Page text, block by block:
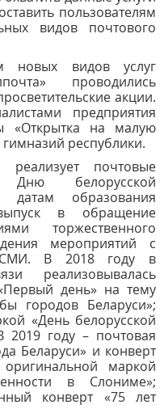
пользователям
видов почтового
новых видов услуг
проводились
акции.
предприятия
«Открытка на малую
республики.
почтовые
Дню белорусской
датам образования
в обращение
торжественного
мероприятий с
В 2018 году в
реализовывалась
день» на тему
городов Беларуси»;
«День белорусской
2019 году – почтовая
Беларуси» и конверт
маркой
в Слониме»;
конверт «75 лет